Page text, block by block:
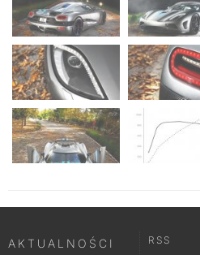
AKTUALNOŚCI
RSS